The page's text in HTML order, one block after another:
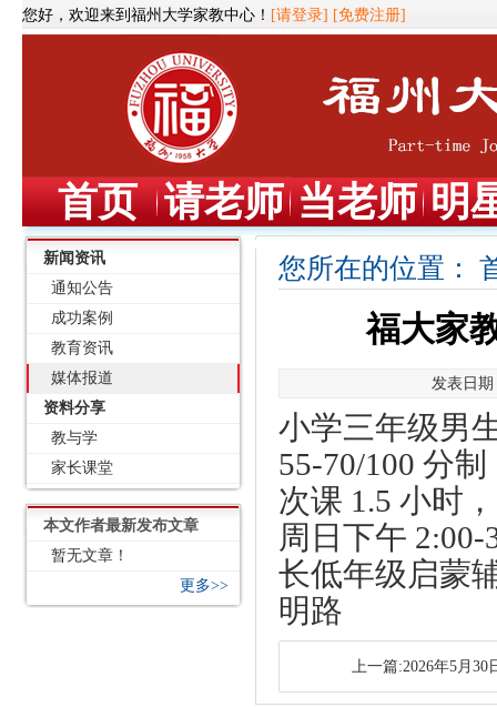
您好，欢迎来到福州大学家教中心！ [请登录] [免费注册]
首页 请老师 当老师 明
新闻资讯
通知公告
成功案例
教育资讯
媒体报道
资料分享
教与学
家长课堂
本文作者最新发布文章
暂无文章！
更多>>
您所在的位置：
福大家
发表日期
小学三年级男
55-70/100 分
次课 1.5 小时
周日下午
长低年级启蒙
明路
上一篇:2026年5月30